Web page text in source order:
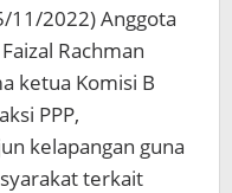
11/2022) Anggota
Rachman
ketua Komisi B
PPP,
kelapangan guna
terkait